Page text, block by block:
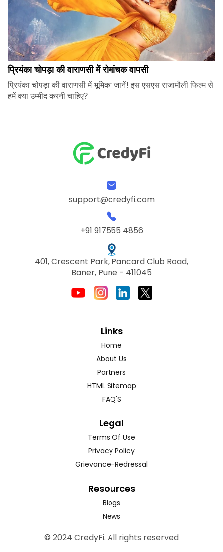
प्रियंका चोपड़ा की वाराणसी में रोमांचक वापसी
प्रियंका चोपड़ा की वाराणसी में भूमिका जानें! इस एसएस राजामौली फिल्म से
हमें क्या उम्मीद करनी चाहिए?
support@credyfi.com
+91 917555 4856
401, Crescent Park, Pancard Club Road,
Baner, Pune - 411045
Links
Home
About Us
Partners
HTML Sitemap
FAQ'S
Legal
Terms Of Use
Privacy Policy
Grievance-Redressal
Resources
Blogs
News
© 2024 CredyFi. All rights reserved